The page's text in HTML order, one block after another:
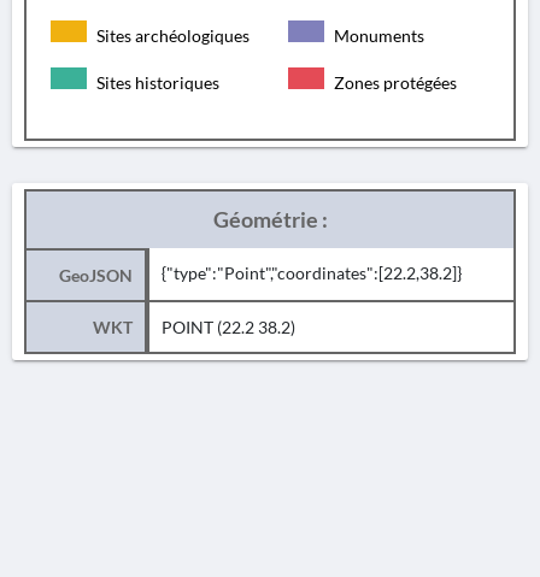
Sites archéologiques Monuments
Sites historiques Zones protégées
Géométrie :
GeoJSON {"type":"Point","coordinates":[22.2,38.2]}
WKT POINT (22.2 38.2)